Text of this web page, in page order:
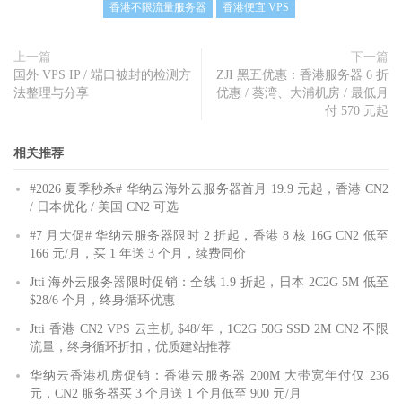
香港不限流量服务器
香港便宜 VPS
上一篇
国外 VPS IP / 端口被封的检测方
法整理与分享
下一篇
ZJI 黑五优惠：香港服务器 6 折
优惠 / 葵湾、大浦机房 / 最低月
付 570 元起
相关推荐
#2026 夏季秒杀# 华纳云海外云服务器首月 19.9 元起，香港 CN2
/ 日本优化 / 美国 CN2 可选
#7 月大促# 华纳云服务器限时 2 折起，香港 8 核 16G CN2 低至
166 元/月，买 1 年送 3 个月，续费同价
Jtti 海外云服务器限时促销：全线 1.9 折起，日本 2C2G 5M 低至
$28/6 个月，终身循环优惠
Jtti 香港 CN2 VPS 云主机 $48/年，1C2G 50G SSD 2M CN2 不限
流量，终身循环折扣，优质建站推荐
华纳云香港机房促销：香港云服务器 200M 大带宽年付仅 236
元，CN2 服务器买 3 个月送 1 个月低至 900 元/月